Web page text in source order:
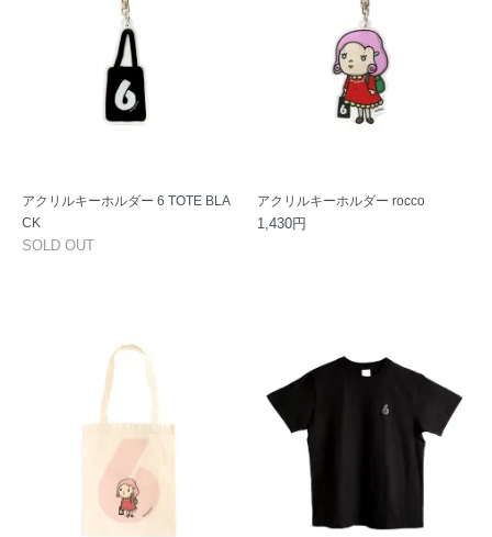
アクリルキーホルダー 6 TOTE BLA
CK
SOLD OUT
アクリルキーホルダー rocco
1,430円